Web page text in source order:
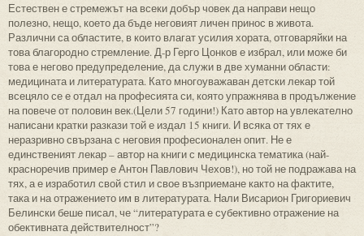
Естествен е стремежът на всеки добър човек да направи нещо
полезно, нещо, което да бъде неговият личен принос в живота.
Различни са областите, в които влагат усилия хората, отговаряйки на
това благородно стремление. Д-р Герго Цонков е избрал, или може би
това е негово предупределение, да служи в две хуманни области:
медицината и литературата. Като многоуважаван детски лекар той
всецяло се е отдал на професията си, която упражнява в продължение
на повече от половин век.(Цели 57 години!) Като автор на увлекателно
написани кратки разкази той е издал 15 книги. И всяка от тях е
неразривно свързана с неговия професионален опит. Не е
единственият лекар – автор на книги с медицинска тематика (най-
красноречив пример е Антон Павлович Чехов!), но той не подражава на
тях, а е изработил свой стил и свое възприемане както на фактите,
така и на отражението им в литературата. Нали Висарион Григориевич
Белински беше писал, че “литературата е субективно отражение на
обективната действителност”?